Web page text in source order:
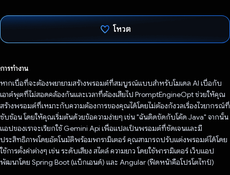
โหวต
การทำงาน
หากเบื่อที่จะต้องพยายามสร้างพรอมต์ที่สมบูรณ์แบบสำหรับโมเดล AI เบื่อกับ
เอาต์พุตที่ไม่สอดคล้องกันและเวลาที่ต้องเสียไป PromptEngineOpt ช่วยให้คุณ
สร้างพรอมต์ที่เหมาะกับความต้องการของคุณได้โดยไม่ต้องกังวลเรื่องไวยากรณ์ที่
ซับซ้อน โดยให้คุณเริ่มต้นด้วยข้อความง่ายๆ เช่น "ฉันติดขัดกับโค้ด Java" จากนั้น
แอปของเราจะเรียกใช้ Gemini Api เพื่อแปลเป็นพรอมต์ที่ชัดเจนและมี
ประสิทธิภาพโดยอัตโนมัติพร้อมพารามิเตอร์ คุณสามารถปรับแต่งพรอมต์ได้โดย
ใช้การตั้งค่าต่างๆ เช่น ระดับเสียง สไตล์ ความยาว โดยใช้พารามิเตอร์ เว็บแอป
พัฒนาโดย Spring Boot (แบ็กเอนด์) และ Angular (ฟีดหน้าคือโปรโตไทป์)